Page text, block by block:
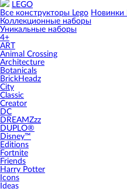
LEGO
Все конструкторы Lego Новинки
Коллекционные наборы
Уникальные наборы
4+
ART
Animal Crossing
Architecture
Botanicals
BrickHeadz
City
Classic
Creator
DC
DREAMZzz
DUPLO®
Disney™
Editions
Fortnite
Friends
Harry Potter
Icons
Ideas